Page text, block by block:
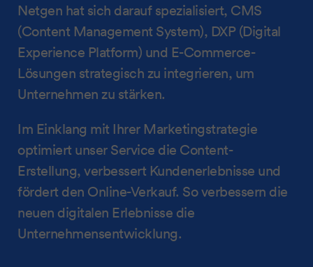
Netgen hat sich darauf spezialisiert, CMS
(Content Management System), DXP (Digital
Experience Platform) und E-Commerce-
Lösungen strategisch zu integrieren, um
Unternehmen zu stärken.
Im Einklang mit Ihrer Marketingstrategie
optimiert unser Service die Content-
Erstellung, verbessert Kundenerlebnisse und
fördert den Online-Verkauf. So verbessern die
neuen digitalen Erlebnisse die
Unternehmensentwicklung.